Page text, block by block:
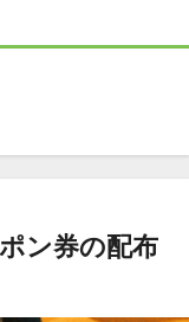
ン券の配布